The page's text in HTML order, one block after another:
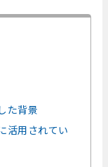
た背景
活用されてい